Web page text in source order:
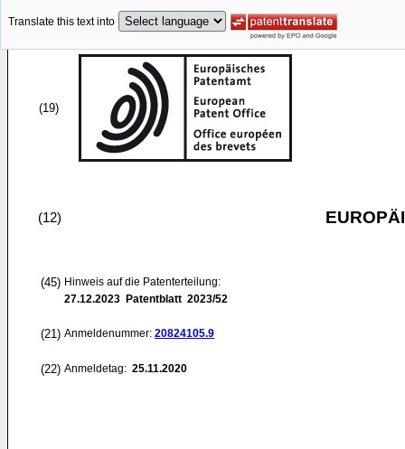
Translate this text into
(19)
(12)
(45) Hinweis auf die Patenterteilung:
27.12.2023 Patentblatt 2023/52
(21) Anmeldenummer: 20824105.9
(22) Anmeldetag: 25.11.2020